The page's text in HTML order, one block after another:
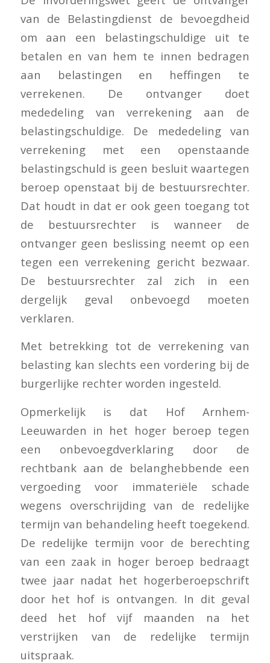
van de Belastingdienst de bevoegdheid
om aan een belastingschuldige uit te
betalen en van hem te innen bedragen
aan belastingen en heffingen te
verrekenen. De ontvanger doet
mededeling van verrekening aan de
belastingschuldige. De mededeling van
verrekening met een openstaande
belastingschuld is geen besluit waartegen
beroep openstaat bij de bestuursrechter.
Dat houdt in dat er ook geen toegang tot
de bestuursrechter is wanneer de
ontvanger geen beslissing neemt op een
tegen een verrekening gericht bezwaar.
De bestuursrechter zal zich in een
dergelijk geval onbevoegd moeten
verklaren.
Met betrekking tot de verrekening van
belasting kan slechts een vordering bij de
burgerlijke rechter worden ingesteld.
Opmerkelijk is dat Hof Arnhem-
Leeuwarden in het hoger beroep tegen
een onbevoegdverklaring door de
rechtbank aan de belanghebbende een
vergoeding voor immateriële schade
wegens overschrijding van de redelijke
termijn van behandeling heeft toegekend.
De redelijke termijn voor de berechting
van een zaak in hoger beroep bedraagt
twee jaar nadat het hogerberoepschrift
door het hof is ontvangen. In dit geval
deed het hof vijf maanden na het
verstrijken van de redelijke termijn
uitspraak.